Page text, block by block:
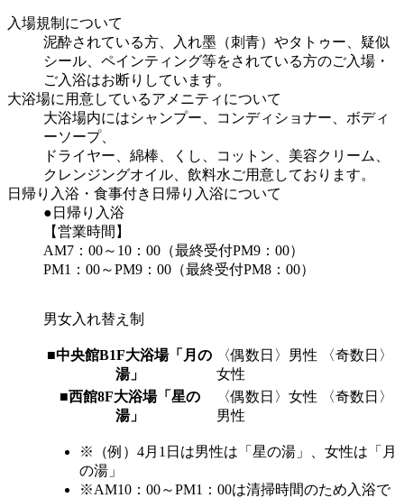
入場規制について
泥酔されている方、入れ墨（刺青）やタトゥー、疑似
シール、ペインティング等をされている方のご入場・
ご入浴はお断りしています。
大浴場に用意しているアメニティについて
大浴場内にはシャンプー、コンディショナー、ボディ
ーソープ、
ドライヤー、綿棒、くし、コットン、美容クリーム、
クレンジングオイル、飲料水ご用意しております。
日帰り入浴・食事付き日帰り入浴について
●日帰り入浴
【営業時間】
AM7：00～10：00（最終受付PM9：00）
PM1：00～PM9：00（最終受付PM8：00）
男女入れ替え制
■中央館B1F大浴場「月の
湯」
〈偶数日〉男性 〈奇数日〉
女性
■西館8F大浴場「星の
湯」
〈偶数日〉女性 〈奇数日〉
男性
※（例）4月1日は男性は「星の湯」、女性は「月
の湯」
※AM10：00～PM1：00は清掃時間のため入浴で